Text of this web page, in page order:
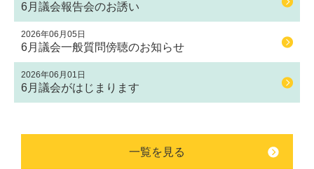
6月議会報告会のお誘い
2026年06月05日
6月議会一般質問傍聴のお知らせ
2026年06月01日
6月議会がはじまります
一覧を見る